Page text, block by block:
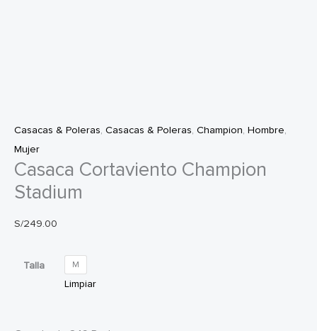
Casacas & Poleras, Casacas & Poleras, Champion, Hombre,
Mujer
Casaca Cortaviento Champion
Stadium
S/249.00
Talla M
Limpiar